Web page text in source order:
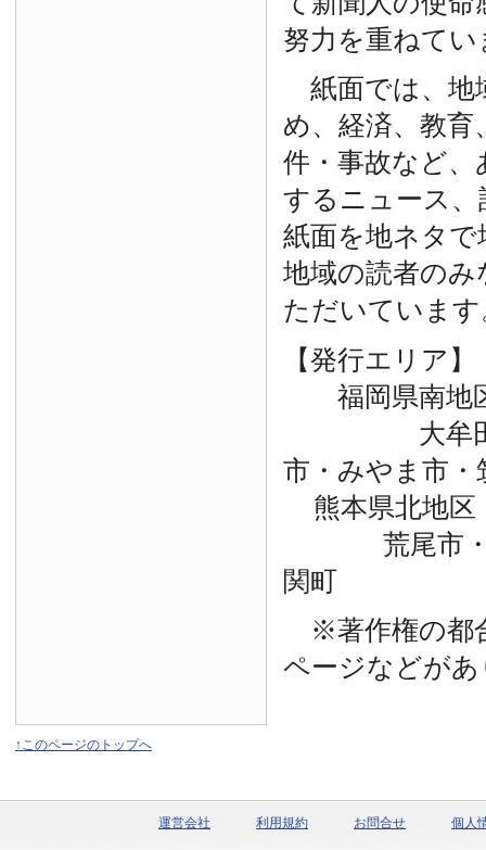
努力を重ねてい
紙面では、地
め、経済、教育
件・事故など
するニュース
紙面を地ネタ
地域の読者の
ただいています
【発行エリア】
福岡県南地
大牟田市
市・みやま市・
熊本県北地区
荒尾市・玉
関町
※著作権の都
ページなどが
↑このページのトップへ
運営会社 利用規約 お問合せ 個人